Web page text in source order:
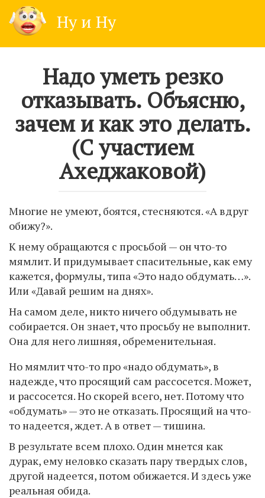
content
Ну и Ну
Надо уметь резко
отказывать. Объясню,
зачем и как это делать.
(С участием
Ахеджаковой)
Многие не умеют, боятся, стесняются. «А вдруг
обижу?».
К нему обращаются с просьбой — он что-то
мямлит. И придумывает спасительные, как ему
кажется, формулы, типа «Это надо обдумать…».
Или «Давай решим на днях».
На самом деле, никто ничего обдумывать не
собирается. Он знает, что просьбу не выполнит.
Она для него лишняя, обременительная.
Но мямлит что-то про «надо обдумать», в
надежде, что просящий сам рассосется. Может,
и рассосется. Но скорей всего, нет. Потому что
«обдумать» — это не отказать. Просящий на что-
то надеется, ждет. А в ответ — тишина.
В результате всем плохо. Один мнется как
дурак, ему неловко сказать пару твердых слов,
другой надеется, потом обижается. И здесь уже
реальная обида.